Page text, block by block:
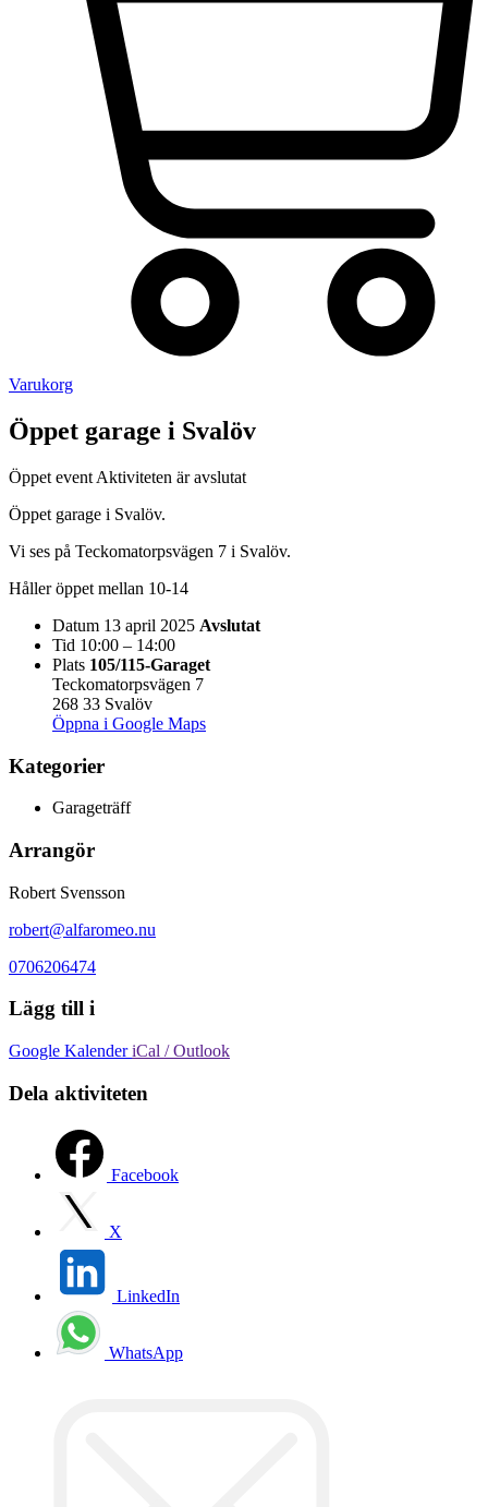
Varukorg
Öppet garage i Svalöv
Öppet event Aktiviteten är avslutat
Öppet garage i Svalöv.
Vi ses på Teckomatorpsvägen 7 i Svalöv.
Håller öppet mellan 10-14
Datum 13 april 2025 Avslutat
Tid 10:00 – 14:00
Plats 105/115-Garaget
Teckomatorpsvägen 7
268 33 Svalöv
Öppna i Google Maps
Kategorier
Garageträff
Arrangör
Robert Svensson
robert@alfaromeo.nu
0706206474
Lägg till i
Google KalenderiCal / Outlook
Dela aktiviteten
Facebook
X
LinkedIn
WhatsApp